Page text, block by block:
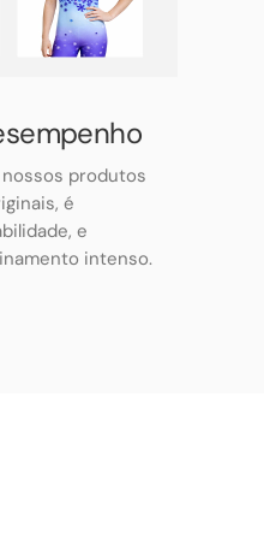
produtos
é
e
intenso.